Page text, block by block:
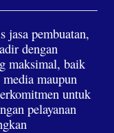
jasa pembuatan,
dengan
maksimal, baik
maupun
untuk
pelayanan